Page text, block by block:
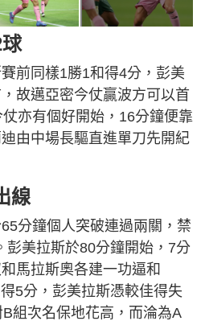
前同樣1勝1和得4分，彭美
故邁亞密今仗贏波方可以首
亦有個好開始，16分鐘便靠
由中場長驅直進單刀先開紀
線
分鐘個人突破連過兩關，禁
彭美拉斯於80分鐘開始，7分
馬拉斯奧各建一功逼和
5分，彭美拉斯憑較佳得失
組次名保地花高，而淪為A